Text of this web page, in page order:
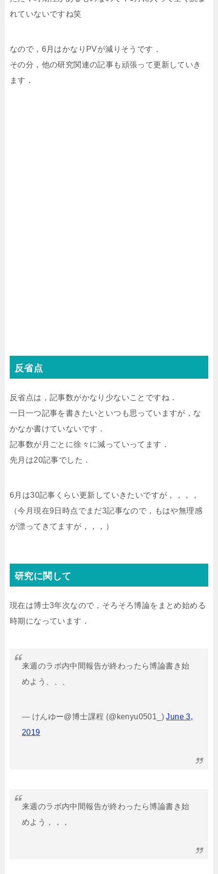
れていないですね笑
なので，6月はかなりPVが減りそうです．
その分，他の研究関連の記事も頑張って更新していき
ます．
反省点
反省点は，記事数がかなり少ないことですね．
一日一つ記事を書きたいといつも思っていますが，な
かなか書けていないです．
記事数が月ごとに徐々に減っていってます．
先月は20記事でした．
6月は30記事くらい更新していきたいですが，，，，
（今月現在9日時点でまだ3記事なので，もはや無理感
が漂ってきてますが，，，）
研究に関して
現在は博士3年次なので，そろそろ博論をまとめ始める
時期になっています．
来週のラボ内中間報告が終わったら博論書き始
めよう、、、
— けんゆー@博士課程 (@kenyu0501_)June 3,
2019
来週のラボ内中間報告が終わったら博論書き始
めよう，，，